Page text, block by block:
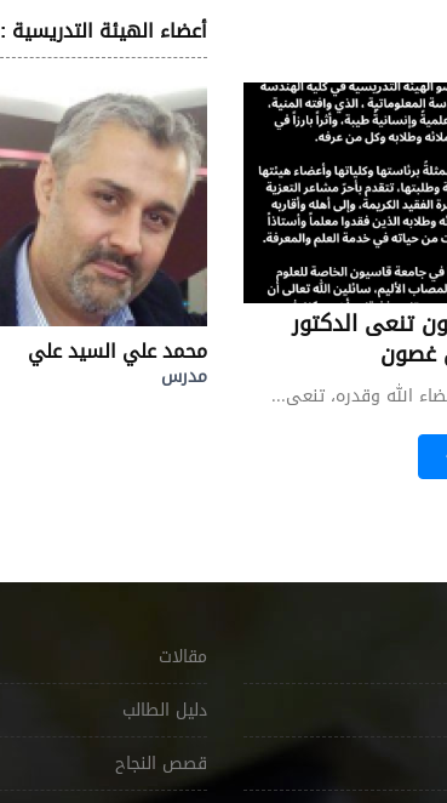
تنعى الدكتور
غصون
الله وقدره، تنعى...
أعضاء الهيئة التدريسية :
محمد علي السيد علي
مدرس
الدكتورة اوج حمادية
مدرس
مقالات
دليل الطالب
قصص النجاح